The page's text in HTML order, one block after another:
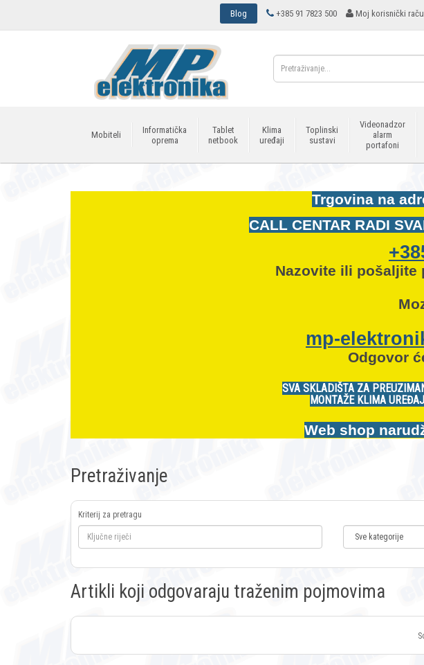
Blog +385 91 7823 500 Moj korisnički
Mobiteli
Informatička
oprema
Tablet
netbook
Klima
uređaji
Toplinski
sustavi
Videonadzor
alarm
portafoni
Trgovina na
CALL CENTAR RADI
Nazovite ili pošaljite
mp-
Odgovor
SVA SKLADIŠTA ZA
MONTAŽE KLIMA
Web shop
Pretraživanje
Kriterij za pretragu
Artikli koji odgovaraju traženim pojmovima